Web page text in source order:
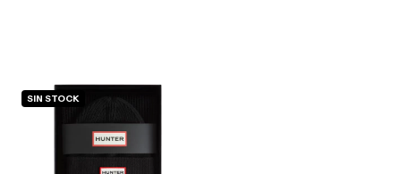
SIN STOCK